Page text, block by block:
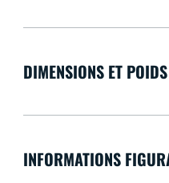
DIMENSIONS ET
INFORMATIONS